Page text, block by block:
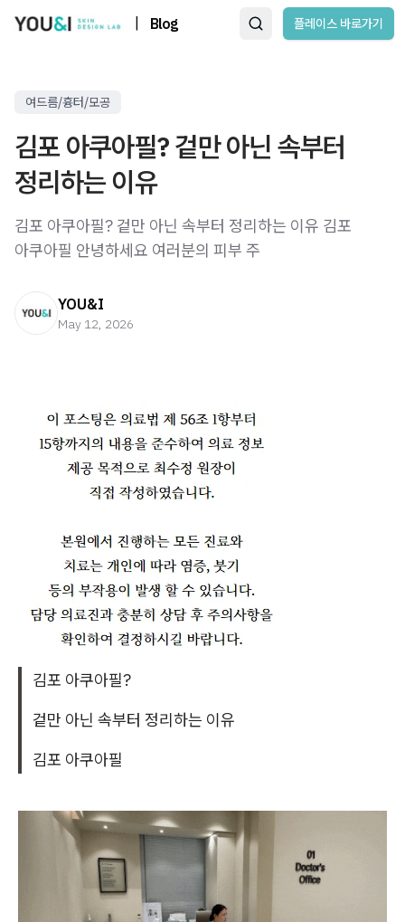
Blog 플레이스 바로가기
여드름/흉터/모공
김포 아쿠아필? 겉만 아닌 속부터
정리하는 이유
김포 아쿠아필? 겉만 아닌 속부터 정리하는 이유 김포
아쿠아필 안녕하세요 여러분의 피부 주
YOU&I
May 12, 2026
김포 아쿠아필?
겉만 아닌 속부터 정리하는 이유
김포 아쿠아필